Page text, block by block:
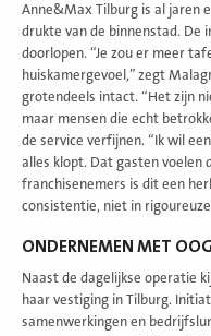
Anne&Max Tilburg is al jaren
drukte van de binnenstad.
doorlopen. “Je zou er meer
huiskamergevoel,” zegt
grotendeels intact. “Het zijn
maar mensen die echt
de service verfijnen. “Ik wil
alles klopt. Dat gasten voelen
franchisenemers is dit een
consistentie, niet in
ONDERNEMEN MET
Naast de dagelijkse operatie
haar vestiging in Tilburg.
samenwerkingen en